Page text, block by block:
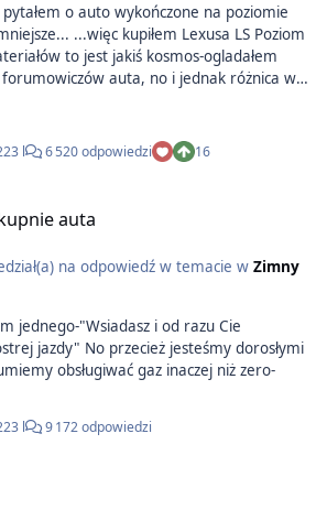
pytałem o auto wykończone na poziomie
Lexusa LS Poziom
to jest jakiś kosmos-ogladałem
auta, no i jednak różnica w
15 lat i 300 tys wzbudza podziw-no jednak
maską w hybrydzie-trasa z Gdańska do
przez zakorkowaną Warszawę to 7.9 L
trasy to tempomat na 120 km/h (z
włączoną klimą )
3 l 6 520 odpowiedzi 16
auta
na odpowiedź w temacie w Zimny
jednego-"Wsiadasz i od razu Cie
jesteśmy dorosłymi
obsługiwać gaz inaczej niż zero-
3 l 9 172 odpowiedzi